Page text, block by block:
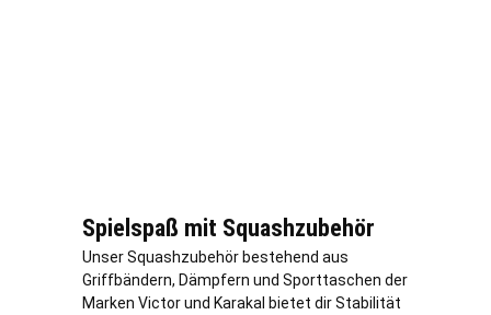
Spielspaß mit Squashzubehör
Unser Squashzubehör bestehend aus
Griffbändern, Dämpfern und Sporttaschen der
Marken Victor und Karakal bietet dir Stabilität